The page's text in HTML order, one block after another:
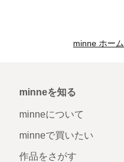
minne ホーム
minneを知る
minneについて
minneで買いたい
作品をさがす